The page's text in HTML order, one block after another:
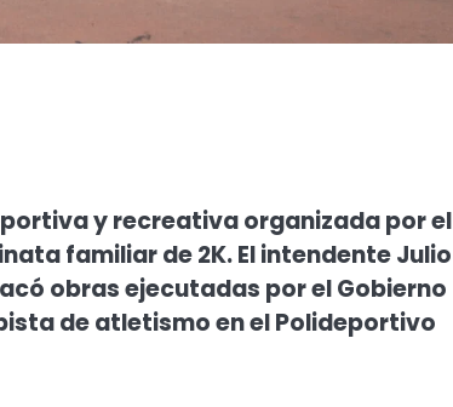
y recreativa organizada por el
familiar de 2K. El intendente Julio
obras ejecutadas por el Gobierno
de atletismo en el Polideportivo